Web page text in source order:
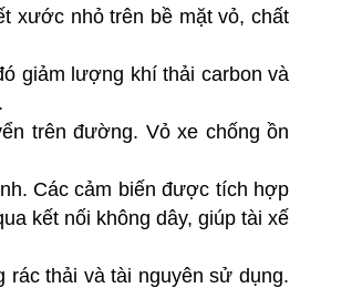
xước nhỏ trên bề mặt vỏ, chất
giảm lượng khí thải carbon và
trên đường. Vỏ xe chống ồn
Các cảm biến được tích hợp
kết nối không dây, giúp tài xế
rác thải và tài nguyên sử dụng.